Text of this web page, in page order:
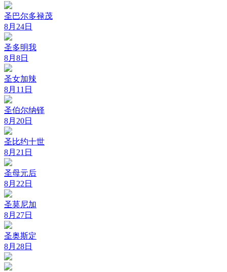
圣巴尔多禄茂
8月24日
圣多明我
8月8日
圣女加辣
8月11日
圣伯尔纳铎
8月20日
圣比约十世
8月21日
圣母元后
8月22日
圣莫尼加
8月27日
圣奥斯定
8月28日